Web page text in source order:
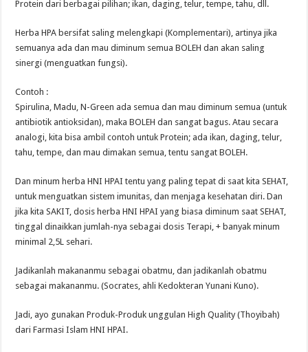
Protein dari berbagai pilihan; ikan, daging, telur, tempe, tahu, dll.
Herba HPA bersifat saling melengkapi (Komplementari), artinya jika
semuanya ada dan mau diminum semua BOLEH dan akan saling
sinergi (menguatkan fungsi).
Contoh :
Spirulina, Madu, N-Green ada semua dan mau diminum semua (untuk
antibiotik antioksidan), maka BOLEH dan sangat bagus. Atau secara
analogi, kita bisa ambil contoh untuk Protein; ada ikan, daging, telur,
tahu, tempe, dan mau dimakan semua, tentu sangat BOLEH.
Dan minum herba HNI HPAI tentu yang paling tepat di saat kita SEHAT,
untuk menguatkan sistem imunitas, dan menjaga kesehatan diri. Dan
jika kita SAKIT, dosis herba HNI HPAI yang biasa diminum saat SEHAT,
tinggal dinaikkan jumlah-nya sebagai dosis Terapi, + banyak minum
minimal 2,5L sehari.
Jadikanlah makananmu sebagai obatmu, dan jadikanlah obatmu
sebagai makananmu. (Socrates, ahli Kedokteran Yunani Kuno).
Jadi, ayo gunakan Produk-Produk unggulan High Quality (Thoyibah)
dari Farmasi Islam HNI HPAI.